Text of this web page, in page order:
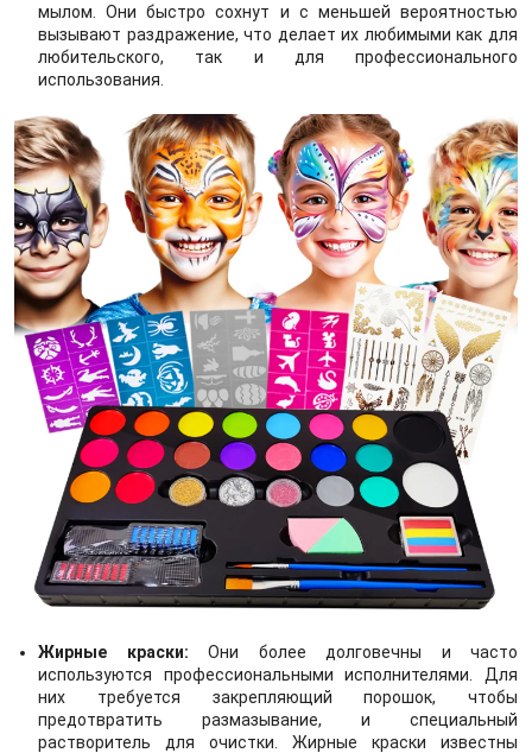
мылом. Они быстро сохнут и с меньшей вероятностью
вызывают раздражение, что делает их любимыми как для
любительского, так и для профессионального
использования.
Жирные краски: Они более долговечны и часто
используются профессиональными исполнителями. Для
них требуется закрепляющий порошок, чтобы
предотвратить размазывание, и специальный
растворитель для очистки. Жирные краски известны